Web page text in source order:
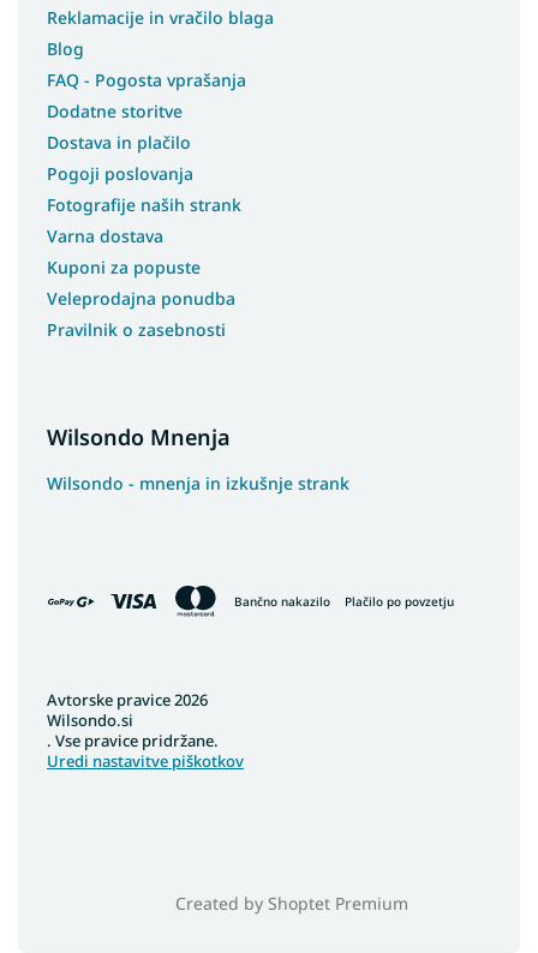
Reklamacije in vračilo blaga
Blog
FAQ - Pogosta vprašanja
Dodatne storitve
Dostava in plačilo
Pogoji poslovanja
Fotografije naših strank
Varna dostava
Kuponi za popuste
Veleprodajna ponudba
Pravilnik o zasebnosti
Wilsondo Mnenja
Wilsondo - mnenja in izkušnje strank
Bančno nakazilo Plačilo po povzetju
Created by Shoptet Premium
Avtorske pravice 2026
Wilsondo.si
. Vse pravice pridržane.
Uredi nastavitve piškotkov